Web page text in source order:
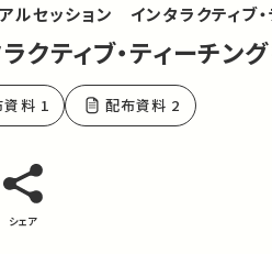
ルセッション インタラクティブ
クティブ・ティーチン
資料 1 配布資料 2
シェア